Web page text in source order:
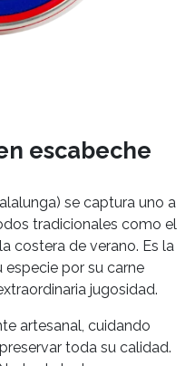
escabeche
se captura uno a
tradicionales como el
costera de verano. Es la
por su carne
jugosidad.
artesanal, cuidando
toda su calidad.